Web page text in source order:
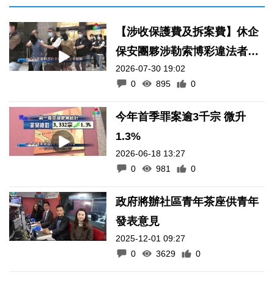
【涉收保護費及拆案費】休企
保安團夥涉勒索博彩違法者被
捕
2026-07-30 19:02
0
895 0
今年首季罪案逾3千宗 微升
1.3%
2026-06-18 13:27
0
981 0
政府將辦社區青年茶座供青年
發表意見
2025-12-01 09:27
0
3629 0